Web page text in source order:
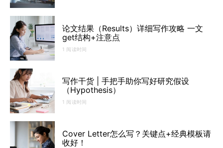
论文结果（Results）详细写作攻略 一文
get结构+注意点
1 阅读时间
写作干货 | 手把手助你写好研究假设
（Hypothesis）
1 阅读时间
Cover Letter怎么写？关键点+经典模板请
收好！